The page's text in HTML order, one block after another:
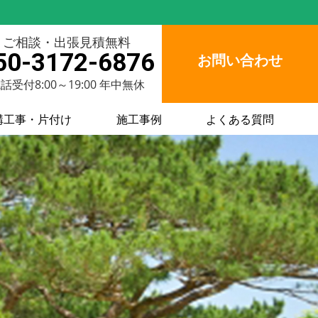
ご相談・出張見積無料
3172-6876
受付8:00～19:00 年中無休
お問い合わせ
工事・片付け 施工事例 よくある質問